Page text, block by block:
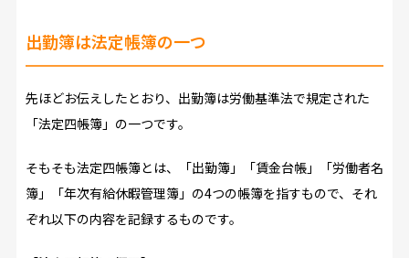
出勤簿は法定帳簿の一つ
先ほどお伝えしたとおり、出勤簿は労働基準法で規定された
「法定四帳簿」の一つです。
そもそも法定四帳簿とは、「出勤簿」「賃金台帳」「労働者名
簿」「年次有給休暇管理簿」の4つの帳簿を指すもので、それ
ぞれ以下の内容を記録するものです。